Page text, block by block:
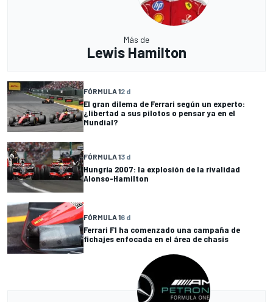
Más de
Lewis Hamilton
FÓRMULA 12 d
El gran dilema de Ferrari según un experto:
¿libertad a sus pilotos o pensar ya en el
Mundial?
FÓRMULA 13 d
Hungría 2007: la explosión de la rivalidad
Alonso-Hamilton
FÓRMULA 16 d
Ferrari F1 ha comenzado una campaña de
fichajes enfocada en el área de chasis